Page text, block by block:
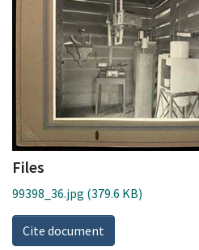
Files
99398_36.jpg (379.6 KB)
Cite document